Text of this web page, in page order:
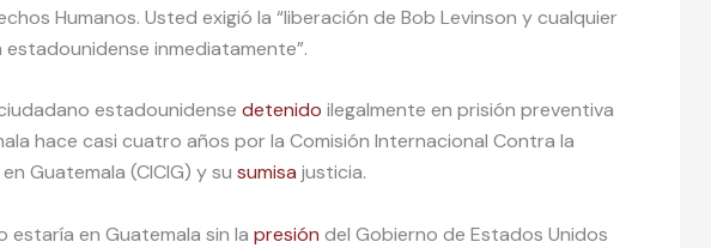
Humanos. Usted exigió la “liberación de Bob Levinson y cualquier
inmediatamente”.
estadounidense detenido ilegalmente en prisión preventiva
hace casi cuatro años por la Comisión Internacional Contra la
Guatemala (CICIG) y su sumisa justicia.
estaría en Guatemala sin la presión del Gobierno de Estados Unidos